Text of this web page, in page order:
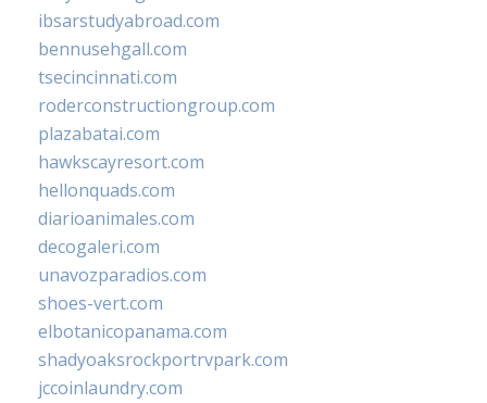
ibsarstudyabroad.com
bennusehgall.com
tsecincinnati.com
roderconstructiongroup.com
plazabatai.com
hawkscayresort.com
hellonquads.com
diarioanimales.com
decogaleri.com
unavozparadios.com
shoes-vert.com
elbotanicopanama.com
shadyoaksrockportrvpark.com
jccoinlaundry.com